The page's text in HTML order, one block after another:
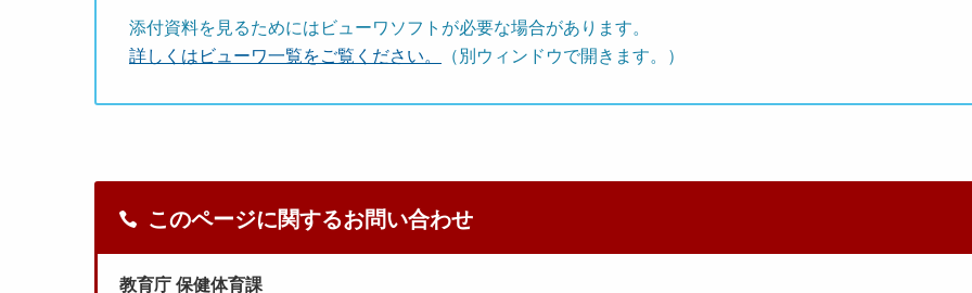
添付資料を見るためにはビューワソフトが必要な場合があります。
詳しくはビューワ一覧をご覧ください。
（別ウィンドウで開きます。）
このページに関するお問い合わせ
教育庁 保健体育課